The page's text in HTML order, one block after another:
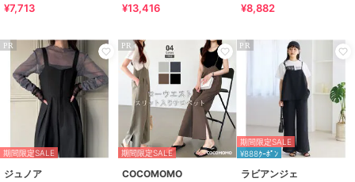
¥7,713 ¥13,416 ¥8,882
PR
期間限定SALE
ジュノア
PR
期間限定SALE
COCOMOMO
PR
期間限定SALE
¥888ｸｰﾎﾟﾝ
ラビアンジェ